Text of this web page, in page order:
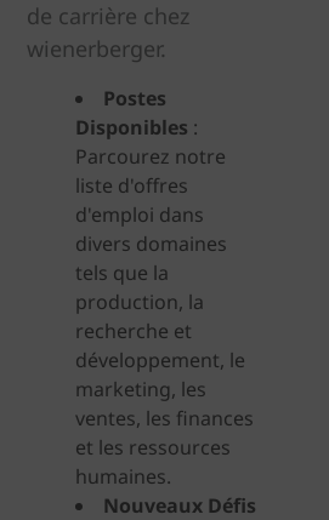
de carrière chez
wienerberger.
Postes
Disponibles :
Parcourez notre
liste d'offres
d'emploi dans
divers domaines
tels que la
production, la
recherche et
développement, le
marketing, les
ventes, les finances
et les ressources
humaines.
Nouveaux Défis